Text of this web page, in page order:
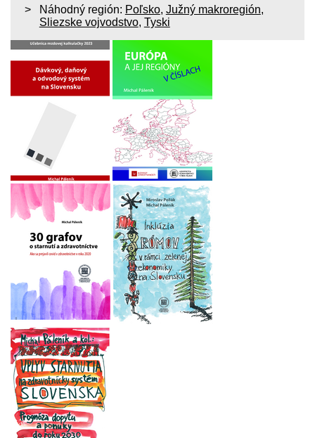
Náhodný región: Poľsko, Južný makroregión,
Sliezske vojvodstvo, Tyski